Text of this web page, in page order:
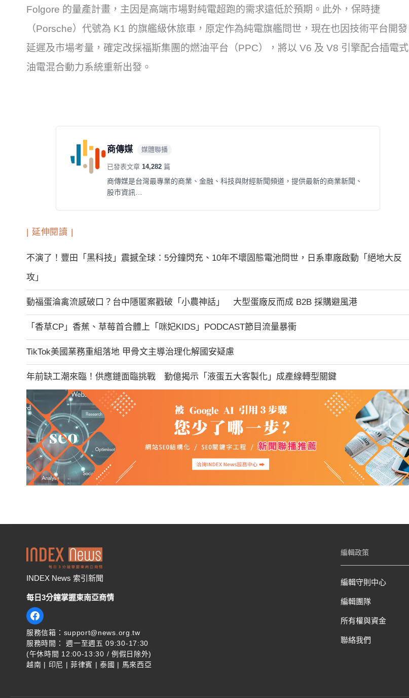
Folgore 的量產計畫，主因是高端市場對純電超跑的需求遠低於預期。此外，保時捷
（Porsche）代號為 K1 的旗艦級休旅車，原定作為純電旗艦問世，現在也因技術平台開發
延遲及市場考量，確定改採福斯集團的燃油平台（PPC），將以 V6 及 V8 引擎配合插電式
油電混合動力系統重新出發。
商傳媒 媒體聯播
已發表文章 14,282 篇
商傳媒是台灣最專業的商業、金融、科技與財經新聞頻道，提供最新的商業新聞、
股市資訊…
| 延伸閱讀 |
不演了！豐田「黑科技」震撼全球：5分鐘閃充、10年不壞固態電池問世，日系車廠啟動「絕地大反
攻」
動福蛋淪禽流感破口？台中隱匿案戳破「小農神話」 大型蛋廠反而成 B2B 採購避風港
「香草CP」香蕉、草莓首合體上「咪妃KIDS」PODCAST節目流量暴衝
TikTok美國業務重組落地 甲骨文主導治理化解國安疑慮
年前缺工潮來臨！供應鏈面臨挑戰 勤億揭示「液蛋五大客製化」成產線轉型關鍵
INDEX News 索引新聞
每日3分鐘掌握東南亞商情
服務信箱：support@news.org.tw
服務時間： 週一至週五 09:30-17:30
(午休時間 12:00-13:30 / 例假日除外)
越南 | 印尼 | 菲律賓 | 泰國 | 馬來西亞
編輯政策
編輯守則中心
編輯團隊
所有權與資金
聯絡我們